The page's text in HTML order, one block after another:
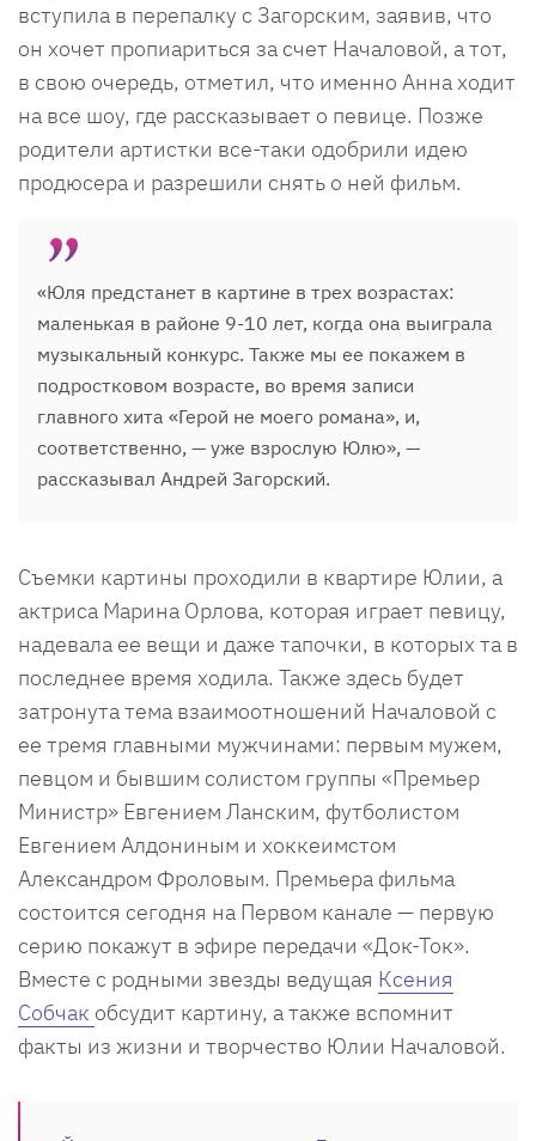
вступила в перепалку с Загорским, заявив, что
он хочет пропиариться за счет Началовой, а тот,
в свою очередь, отметил, что именно Анна ходит
на все шоу, где рассказывает о певице. Позже
родители артистки все-таки одобрили идею
продюсера и разрешили снять о ней фильм.
«Юля предстанет в картине в трех возрастах:
маленькая в районе 9-10 лет, когда она выиграла
музыкальный конкурс. Также мы ее покажем в
подростковом возрасте, во время записи
главного хита «Герой не моего романа», и,
соответственно, — уже взрослую Юлю», —
рассказывал Андрей Загорский.
Съемки картины проходили в квартире Юлии, а
актриса Марина Орлова, которая играет певицу,
надевала ее вещи и даже тапочки, в которых та в
последнее время ходила. Также здесь будет
затронута тема взаимоотношений Началовой с
ее тремя главными мужчинами: первым мужем,
певцом и бывшим солистом группы «Премьер
Министр» Евгением Ланским, футболистом
Евгением Алдониным и хоккеимстом
Александром Фроловым. Премьера фильма
состоится сегодня на Первом канале — первую
серию покажут в эфире передачи «Док-Ток».
Вместе с родными звезды ведущая Ксения
Собчак обсудит картину, а также вспомнит
факты из жизни и творчество Юлии Началовой.